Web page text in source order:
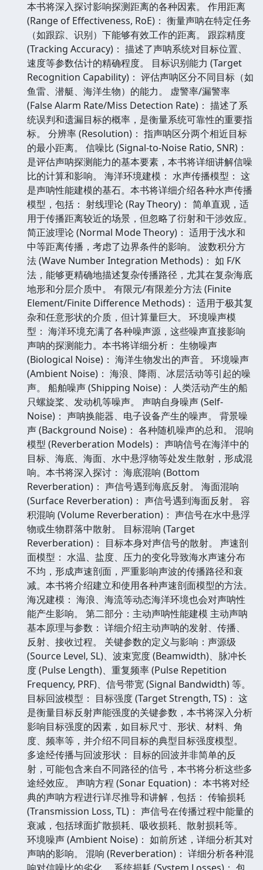
本书将深入探讨影响探测距离的各种因素。 作用距离
(Range of Effectiveness, RoE)： 衡量声呐在特定任务
（如跟踪、识别）下能够有效工作的距离。 跟踪精度
(Tracking Accuracy)： 描述了声呐系统对目标位置、
速度等参数估计的精确程度。 目标识别能力 (Target
Recognition Capability)： 评估声呐区分不同目标（如
鱼雷、潜艇、海洋生物）的能力。 虚警率/漏警率
(False Alarm Rate/Miss Detection Rate)： 描述了系
统误判和遗漏目标的概率，是衡量系统可靠性的重要指
标。 分辨率 (Resolution)： 指声呐区分两个相近目标
的最小距离。 信噪比 (Signal-to-Noise Ratio, SNR)：
是评估声呐探测能力的基本要素，本书将详细讲解信噪
比的计算和影响。 海洋环境建模： 水声传播模型： 这
是声呐性能建模的基石。本书将详细介绍各种水声传播
模型，包括： 射线理论 (Ray Theory)： 简单直观，适
用于传播距离较近的场景，但忽略了衍射和干涉效应。
简正波理论 (Normal Mode Theory)： 适用于浅水和
中等距离传播，考虑了边界条件的影响。 波数积分方
法 (Wave Number Integration Methods)： 如 F/K
法，能够更精确地描述复杂传播路径，尤其在复杂海底
地形和分层介质中。 有限元/有限差分方法 (Finite
Element/Finite Difference Methods)： 适用于极其复
杂和任意形状的介质，但计算量巨大。 环境噪声模
型： 海洋环境充满了各种噪声源，这些噪声直接影响
声呐的探测能力。本书将详细分析： 生物噪声
(Biological Noise)： 海洋生物发出的声音。 环境噪声
(Ambient Noise)： 海浪、降雨、冰层活动等引起的噪
声。 船舶噪声 (Shipping Noise)： 人类活动产生的船
只螺旋桨、发动机等噪声。 声呐自身噪声 (Self-
Noise)： 声呐换能器、电子设备产生的噪声。 背景噪
声 (Background Noise)： 各种随机噪声的总和。 混响
模型 (Reverberation Models)： 声呐信号在海洋中的
目标、海底、海面、水中悬浮物等处发生散射，形成混
响。本书将深入探讨： 海底混响 (Bottom
Reverberation)： 声信号遇到海底反射。 海面混响
(Surface Reverberation)： 声信号遇到海面反射。 容
积混响 (Volume Reverberation)： 声信号在水中悬浮
物或生物群落中散射。 目标混响 (Target
Reverberation)： 目标本身对声信号的散射。 声速剖
面模型： 水温、盐度、压力的变化导致海水声速分布
不均，形成声速剖面，严重影响声波的传播路径和衰
减。本书将介绍建立和使用各种声速剖面模型的方法。
海况建模： 海浪、海流等动态海洋环境也会对声呐性
能产生影响。 第二部分：主动声呐性能建模 主动声呐
基本原理与参数： 详细介绍主动声呐的发射、传播、
反射、接收过程。 关键参数的定义与影响：声源级
(Source Level, SL)、波束宽度 (Beamwidth)、脉冲长
度 (Pulse Length)、重复频率 (Pulse Repetition
Frequency, PRF)、信号带宽 (Signal Bandwidth) 等。
目标回波模型： 目标强度 (Target Strength, TS)： 这
是衡量目标反射声能强度的关键参数，本书将深入分析
影响目标强度的因素，如目标尺寸、形状、材料、角
度、频率等，并介绍不同目标的典型目标强度模型。
多途经传播与回波形状： 目标的回波并非简单的反
射，可能包含来自不同路径的信号，本书将分析这些多
途经效应。 声呐方程 (Sonar Equation)： 本书将对经
典的声呐方程进行详尽推导和讲解，包括： 传输损耗
(Transmission Loss, TL)： 声信号在传播过程中能量的
衰减，包括球面扩散损耗、吸收损耗、散射损耗等。
环境噪声 (Ambient Noise)： 如前所述，详细分析其对
声呐的影响。 混响 (Reverberation)： 详细分析各种混